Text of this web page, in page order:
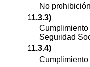
No
11.3.3)
Seguridad
11.3.4)
Cumplimiento